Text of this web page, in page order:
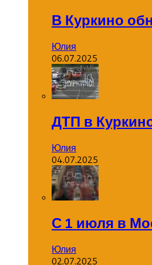
В Куркино
Юлия
06.07.2025
ДТП в
Юлия
04.07.2025
С 1 июля в
Юлия
02.07.2025